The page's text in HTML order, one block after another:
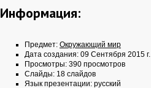
Информация:
Предмет: Окружающий мир
Дата создания: 09 Сентября 2015 г.
Просмотры: 390 просмотров
Слайды: 18 слайдов
Язык презентации: русский